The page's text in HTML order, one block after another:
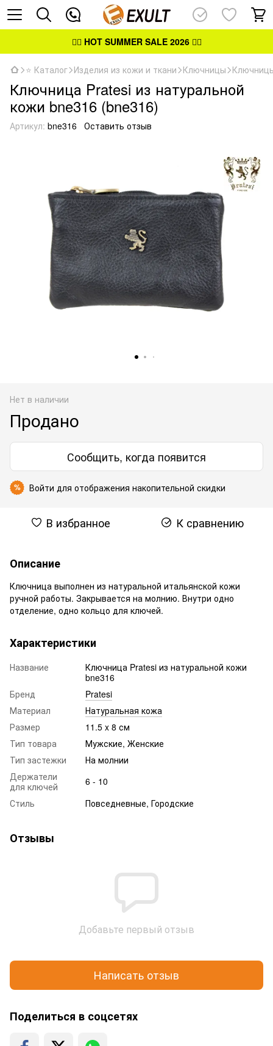
👉🏻 HOT SUMMER SALE 2026👈🏻
⭐ Каталог Изделия из кожи и ткани Ключницы
Ключница Pratesi из натуральной
кожи bne316 (bne316)
Артикул: bne316 Оставить отзыв
Нет в наличии
Продано
Сообщить, когда появится
% Войти для отображения накопительной скидки
В избранное К сравнению
Описание
Ключница выполнен из натуральной итальянской кожи
ручной работы. Закрывается на молнию. Внутри одно
отделение, одно кольцо для ключей.
Характеристики
Название
Ключница Pratesi из натуральной кожи
bne316
Бренд
Pratesi
Материал
Натуральная кожа
Размер
11.5 x 8 см
Тип товара
Мужские, Женские
Тип застежки
На молнии
Держатели
для ключей
6 - 10
Стиль
Повседневные, Городские
Отзывы
Добавьте первый отзыв
Написать отзыв
Поделиться в соцсетях